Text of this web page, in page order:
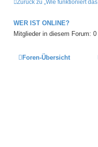
Zurück zu „Wie funktioniert
WER IST ONLINE?
Mitglieder in diesem Forum:
Foren-Übersicht